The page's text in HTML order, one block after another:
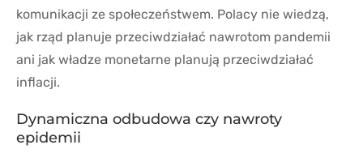
komunikacji ze społeczeństwem. Polacy nie wiedzą,
jak rząd planuje przeciwdziałać nawrotom pandemii
ani jak władze monetarne planują przeciwdziałać
inflacji.
Dynamiczna odbudowa czy nawroty
epidemii